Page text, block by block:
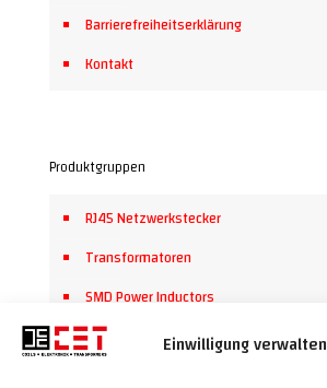
Einwilligung verwalten
Barrierefreiheitserklärung
Kontakt
Produktgruppen
RJ45 Netzwerkstecker
Transformatoren
SMD Power Inductors
Steckverbinder